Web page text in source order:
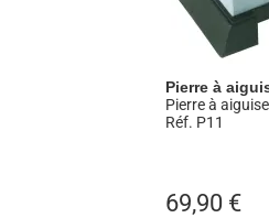
Pierre à
Pierre à
Réf. P11
69,90 €